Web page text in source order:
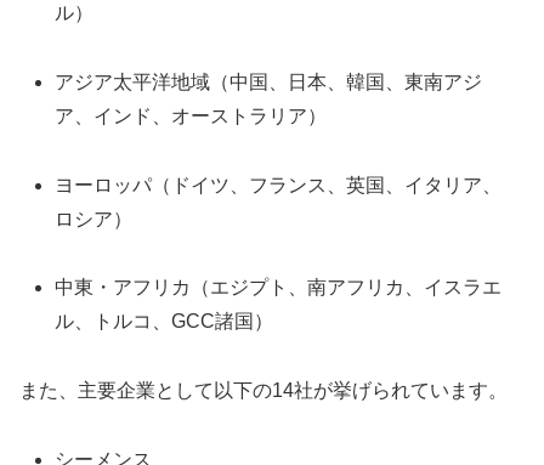
ル）
アジア太平洋地域（中国、日本、韓国、東南アジ
ア、インド、オーストラリア）
ヨーロッパ（ドイツ、フランス、英国、イタリア、
ロシア）
中東・アフリカ（エジプト、南アフリカ、イスラエ
ル、トルコ、GCC諸国）
また、主要企業として以下の14社が挙げられています。
シーメンス